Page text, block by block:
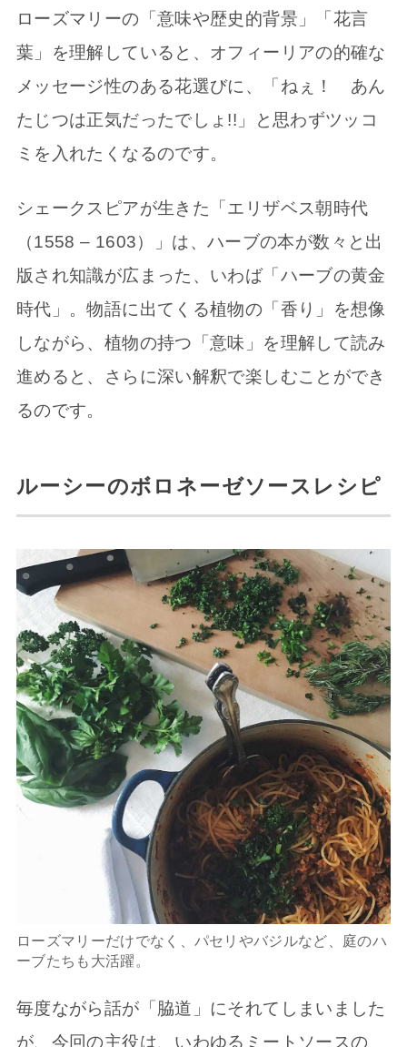
ローズマリーの「意味や歴史的背景」「花言
葉」を理解していると、オフィーリアの的確な
メッセージ性のある花選びに、「ねぇ！ あん
たじつは正気だったでしょ!!」と思わずツッコ
ミを入れたくなるのです。
シェークスピアが生きた「エリザベス朝時代
（1558 – 1603）」は、ハーブの本が数々と出
版され知識が広まった、いわば「ハーブの黄金
時代」。物語に出てくる植物の「香り」を想像
しながら、植物の持つ「意味」を理解して読み
進めると、さらに深い解釈で楽しむことができ
るのです。
ルーシーのボロネーゼソースレシピ
ローズマリーだけでなく、パセリやバジルなど、庭のハ
ーブたちも大活躍。
毎度ながら話が「脇道」にそれてしまいました
が、今回の主役は、いわゆるミートソースの